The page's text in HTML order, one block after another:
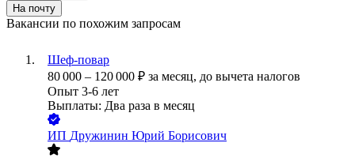
На почту
Вакансии по похожим запросам
Шеф-повар
80 000 – 120 000 ₽ за месяц, до вычета налогов
Опыт 3-6 лет
Выплаты: Два раза в месяц
ИП Дружинин Юрий Борисович